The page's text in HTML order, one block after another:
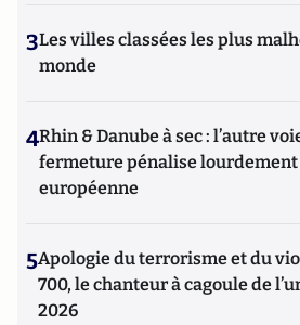
3Les villes classées les plus
monde
4Rhin & Danube à sec : l’autre
fermeture pénalise lourdement
européenne
5Apologie du terrorisme et du
700, le chanteur à cagoule de
2026